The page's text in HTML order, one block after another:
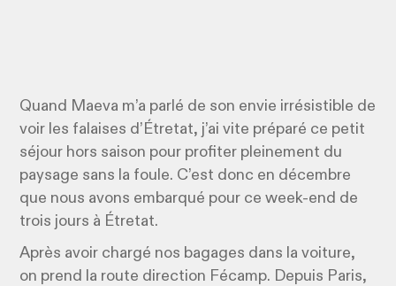
Quand Maeva m’a parlé de son envie irrésistible de
voir les falaises d’Étretat, j’ai vite préparé ce petit
séjour hors saison pour profiter pleinement du
paysage sans la foule. C’est donc en décembre
que nous avons embarqué pour ce week-end de
trois jours à Étretat.
Après avoir chargé nos bagages dans la voiture,
on prend la route direction Fécamp. Depuis Paris,